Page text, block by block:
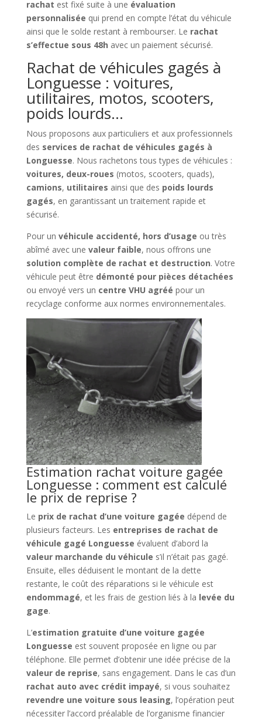
rachat est fixé suite à une évaluation
personnalisée qui prend en compte l’état du véhicule
ainsi que le solde restant à rembourser. Le rachat
s’effectue sous 48h avec un paiement sécurisé.
Rachat de véhicules gagés à
Longuesse : voitures,
utilitaires, motos, scooters,
poids lourds…
Nous proposons aux particuliers et aux professionnels
des services de rachat de véhicules gagés à
Longuesse. Nous rachetons tous types de véhicules :
voitures, deux-roues (motos, scooters, quads),
camions, utilitaires ainsi que des poids lourds
gagés, en garantissant un traitement rapide et
sécurisé.
Pour un véhicule accidenté, hors d’usage ou très
abîmé avec une valeur faible, nous offrons une
solution complète de rachat et destruction. Votre
véhicule peut être démonté pour pièces détachées
ou envoyé vers un centre VHU agréé pour un
recyclage conforme aux normes environnementales.
Estimation rachat voiture gagée
Longuesse : comment est calculé
le prix de reprise ?
Le prix de rachat d’une voiture gagée dépend de
plusieurs facteurs. Les entreprises de rachat de
véhicule gagé Longuesse évaluent d’abord la
valeur marchande du véhicule s’il n’était pas gagé.
Ensuite, elles déduisent le montant de la dette
restante, le coût des réparations si le véhicule est
endommagé, et les frais de gestion liés à la levée du
gage.
L’estimation gratuite d’une voiture gagée
Longuesse est souvent proposée en ligne ou par
téléphone. Elle permet d’obtenir une idée précise de la
valeur de reprise, sans engagement. Dans le cas d’un
rachat auto avec crédit impayé, si vous souhaitez
revendre une voiture sous leasing, l’opération peut
nécessiter l’accord préalable de l’organisme financier